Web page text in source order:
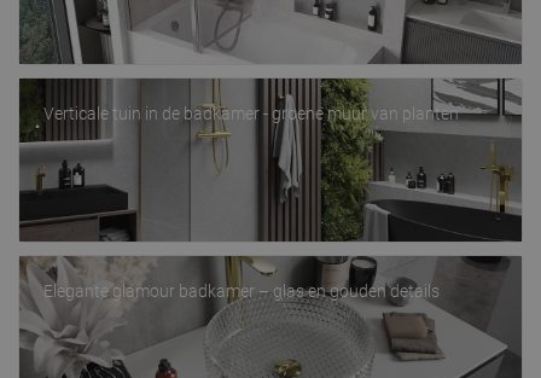
Verticale tuin in de badkamer - groene muur van planten
Elegante glamour badkamer – glas en gouden details